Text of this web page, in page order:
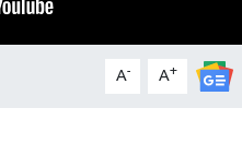
A- A+